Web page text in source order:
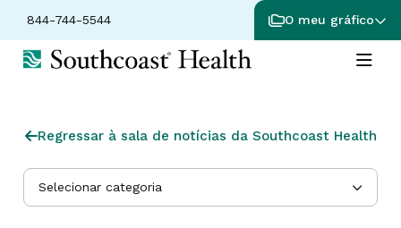
844-744-5544 O meu gráfico
Regressar à sala de notícias da Southcoast Health
Selecionar categoria